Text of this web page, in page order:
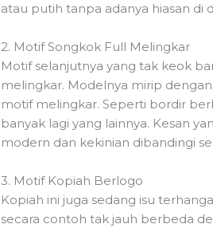
atau putih tanpa adanya hiasan di
2. Motif Songkok Full Melingkar
Motif selanjutnya yang tak keok
melingkar. Modelnya mirip
motif melingkar. Seperti bordir
banyak lagi yang lainnya. Kesan
modern dan kekinian dibandingi
3. Motif Kopiah Berlogo
Kopiah ini juga sedang isu
secara contoh tak jauh berbeda